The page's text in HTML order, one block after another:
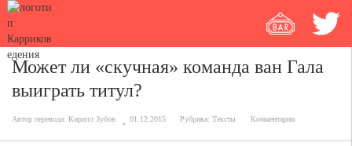
Может ли «скучная» команда ван Гала
выиграть титул?
Автор перевода: Кирилл Зубов 01.12.2015 Рубрика: Тексты Комментарии